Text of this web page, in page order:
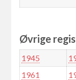
Øvrige
1945
1961